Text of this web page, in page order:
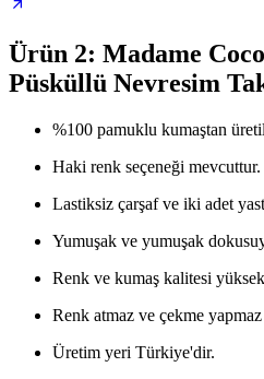
Ürün 2: Madame
Püsküllü Nevresim
%100 pamuklu kumaştan
Haki renk seçeneği mevcuttur.
Lastiksiz çarşaf ve iki adet
Yumuşak ve yumuşak
Renk ve kumaş kalitesi
Renk atmaz ve çekme
Üretim yeri Türkiye'dir.